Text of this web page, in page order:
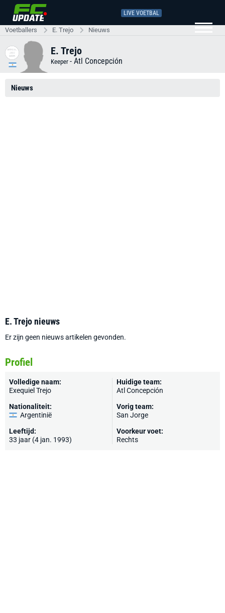
LIVE VOETBAL
Voetballers E. Trejo Nieuws
E. Trejo
Keeper - Atl Concepción
Nieuws
E. Trejo nieuws
Er zijn geen nieuws artikelen gevonden.
Profiel
Volledige naam:
Exequiel Trejo
Nationaliteit:
Argentinië
Leeftijd:
33 jaar (4 jan. 1993)
Huidige team:
Atl Concepción
Vorig team:
San Jorge
Voorkeur voet:
Rechts